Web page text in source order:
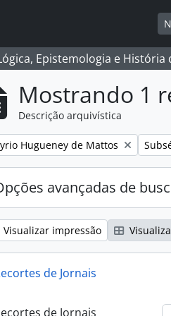
Epistemologia e História
Mostrando 1
Descrição arquivística
filtro:
Hugueney de Mattos
avançadas de
Visualizar impressão
de Jornais
de Jornais